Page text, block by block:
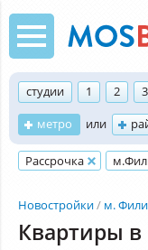
студии 1 2 3
метро
или
Рассрочка
Новостройки м. Фили
Квартиры в